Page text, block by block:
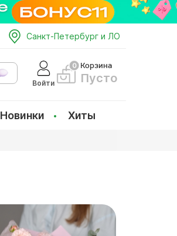
Санкт-Петербург и ЛО
Войти
Корзина
Пусто
Новинки Хиты